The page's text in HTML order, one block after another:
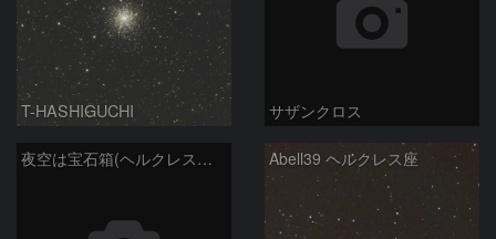
T-HASHIGUCHI サザンクロス
夜空は宝石箱(ヘルクレス座 M13) Seestar50 Abell39 ヘルクレス座